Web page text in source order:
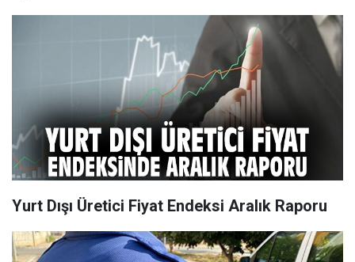
Yurt Dışı Üretici Fiyat Endeksi Aralık Raporu